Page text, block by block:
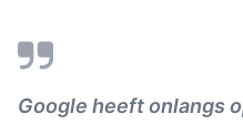
Google heeft onlangs